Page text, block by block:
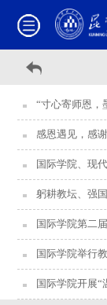
“寸心寄师恩
感恩遇见，感谢有你
国际学院、现代农业
躬耕教坛、强
国际学院第二
国际学院举行
国际学院开展“